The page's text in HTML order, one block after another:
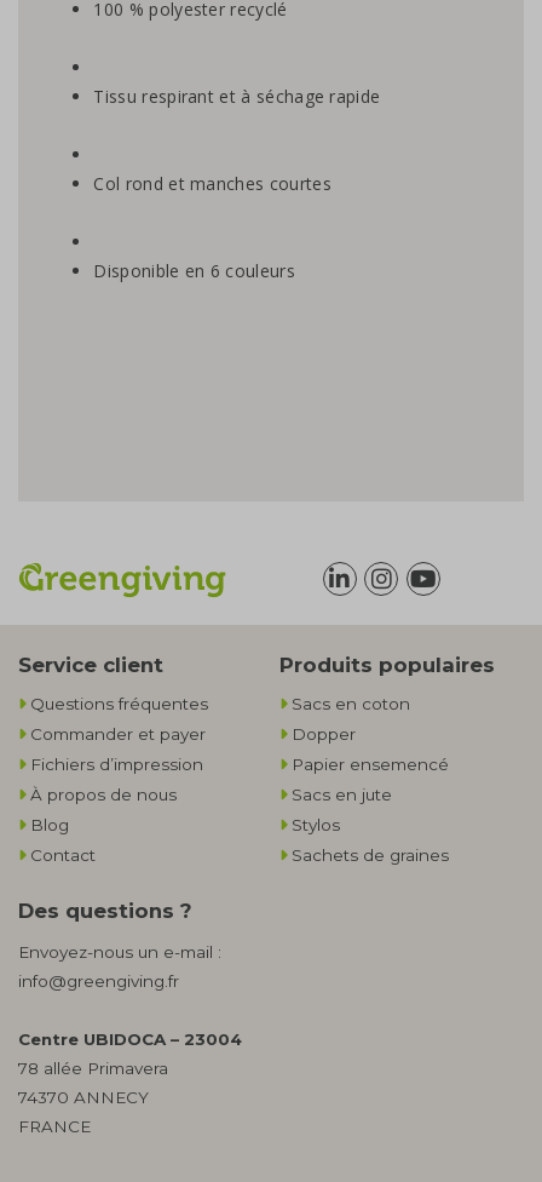
100 % polyester recyclé
Tissu respirant et à séchage rapide
Col rond et manches courtes
Disponible en 6 couleurs
Service client
Questions fréquentes
Commander et payer
Fichiers d’impression
À propos de nous
Blog
Contact
Produits populaires
Sacs en coton
Dopper
Papier ensemencé
Sacs en jute
Stylos
Sachets de graines
Des questions ?
Envoyez-nous un e-mail :
info@greengiving.fr
Centre UBIDOCA – 23004
78 allée Primavera
74370 ANNECY
FRANCE